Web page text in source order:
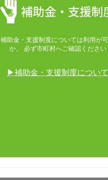
補助金・支援制度については利用が
か、 必ず市町村へご確認ください
▶補助金・支援制度について